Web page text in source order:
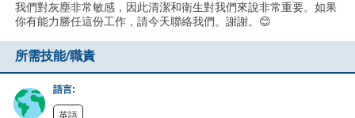
我們對灰塵非常敏感，因此清潔和衛生對我們來說非常重要。如果
你有能力勝任這份工作，請今天聯絡我們。謝謝。😊
所需技能/職責
語言: